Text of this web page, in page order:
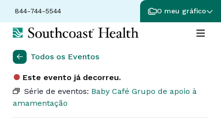
844-744-5544 O meu gráfico
Todos os Eventos
Este evento já decorreu.
Série de eventos: Baby Café Grupo de apoio à
amamentação